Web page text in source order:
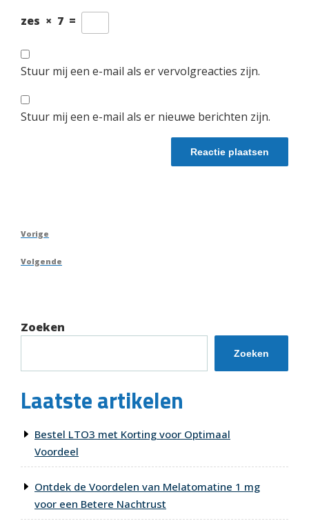
zes × 7 =
Stuur mij een e-mail als er vervolgreacties zijn.
Stuur mij een e-mail als er nieuwe berichten zijn.
Berichtnavigatie
Vorig
Vorige
Volgend
Volgende
Zoeken
Zoeken
Laatste artikelen
Bestel LTO3 met Korting voor Optimaal
Voordeel
Ontdek de Voordelen van Melatomatine 1 mg
voor een Betere Nachtrust